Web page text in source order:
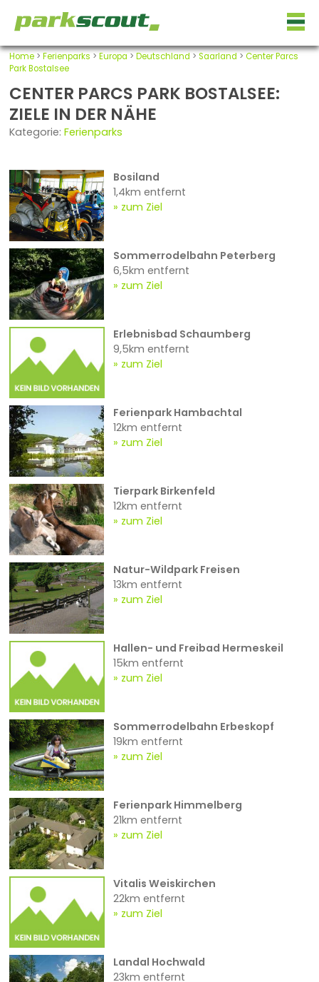
Home> Ferienparks > Europa > Deutschland > Saarland > Center Parcs
Park Bostalsee
CENTER PARCS PARK BOSTALSEE:
ZIELE IN DER NÄHE
Kategorie: Ferienparks
Bosiland
1,4km entfernt
zum Ziel
Sommerrodelbahn Peterberg
6,5km entfernt
zum Ziel
Erlebnisbad Schaumberg
9,5km entfernt
zum Ziel
Ferienpark Hambachtal
12km entfernt
zum Ziel
Tierpark Birkenfeld
12km entfernt
zum Ziel
Natur-Wildpark Freisen
13km entfernt
zum Ziel
Hallen- und Freibad Hermeskeil
15km entfernt
zum Ziel
Sommerrodelbahn Erbeskopf
19km entfernt
zum Ziel
Ferienpark Himmelberg
21km entfernt
zum Ziel
Vitalis Weiskirchen
22km entfernt
zum Ziel
Landal Hochwald
23km entfernt